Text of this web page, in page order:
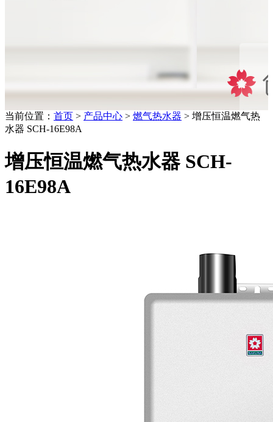
当前位置： 首页 > 产品中心 > 燃气热水器 > 增压恒温燃气热
水器 SCH-16E98A
增压恒温燃气热水器 SCH-
16E98A